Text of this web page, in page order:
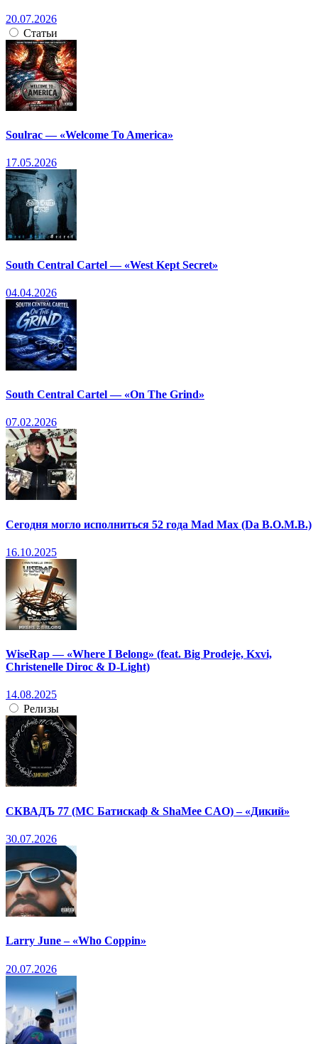
20.07.2026
Статьи
Soulrac — «Welcome To America»
17.05.2026
South Central Cartel — «West Kept Secret»
04.04.2026
South Central Cartel — «On The Grind»
07.02.2026
Сегодня могло исполниться 52 года Mad Max (Da B.O.M.B.)
16.10.2025
WiseRap — «Where I Belong» (feat. Big Prodeje, Kxvi,
Christenelle Diroc & D-Light)
14.08.2025
Релизы
СКВАДЪ 77 (МС Батискаф & ShaMee CAO) – «Дикий»
30.07.2026
Larry June – «Who Coppin»
20.07.2026